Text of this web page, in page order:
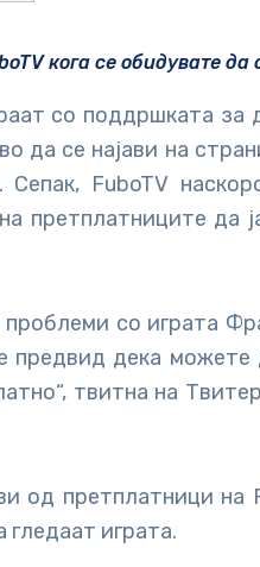
кога се обидувате да
со поддршката за
да се најави на
FuboTV
претплатниците да
со играта
предвид дека можете
твитна на
од претплатници на
гледаат играта.